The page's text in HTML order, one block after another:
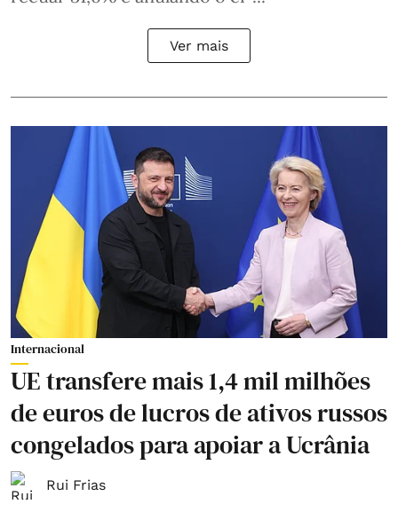
Ver mais
Internacional
UE transfere mais 1,4 mil milhões
de euros de lucros de ativos russos
congelados para apoiar a Ucrânia
Rui Frias